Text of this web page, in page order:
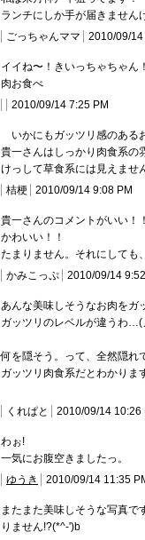
ランチにしか手が届きません
ごっちゃんママ
2010/09/14
イイね〜！きいっちゃちゃん
肉お食べ
2010/09/14 7:25 PM
いかにもガッツリ感のある
貴一さんはしっかり肉食系の
けっして草食系には見えませ
桔梗
2010/09/14 9:08 PM
貴一さんのコメントがいい！
かわいい！！
たまりません。それにしても
かみこっぷ
2010/09/14
あんな美味しそうなお肉をガ
ガッツリのレベルが違うわ…(
何を隠そう。って、全然隠れ
ガッツリ肉食系だとわかりま
くれぱと 2010/09/14 10:26
わぉ!
一気にお腹空きましたっ。
ゆうき
2010/09/14 11:35
またまた美味しそうな写真
りません!?(*^-')b